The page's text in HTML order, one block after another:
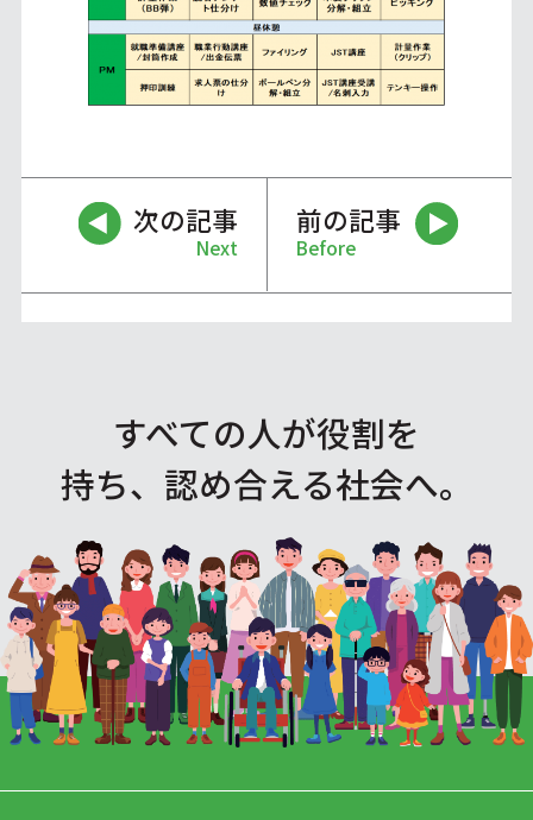
次の記事
Next
前の記事
Before
すべての人が役割を
持ち、認め合える社会へ。